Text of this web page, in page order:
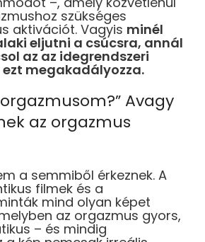
szükséges
aktivációt. Vagyis minél
eljutni a csúcsra, annál
az az idegrendszeri
megakadályozza.
Avagy
az orgazmus
a semmiből érkeznek. A
filmek és a
mind olyan képet
az orgazmus gyors,
– és mindig